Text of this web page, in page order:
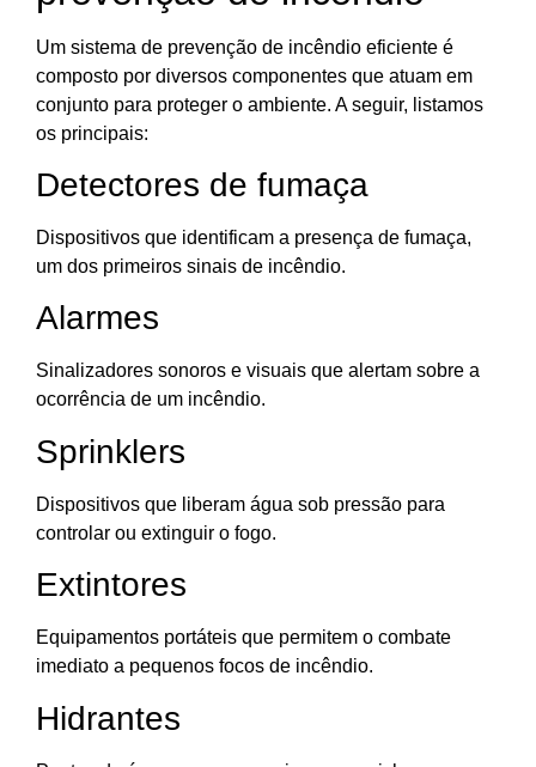
Um sistema de prevenção de incêndio eficiente é
composto por diversos componentes que atuam em
conjunto para proteger o ambiente. A seguir, listamos
os principais:
Detectores de fumaça
Dispositivos que identificam a presença de fumaça,
um dos primeiros sinais de incêndio.
Alarmes
Sinalizadores sonoros e visuais que alertam sobre a
ocorrência de um incêndio.
Sprinklers
Dispositivos que liberam água sob pressão para
controlar ou extinguir o fogo.
Extintores
Equipamentos portáteis que permitem o combate
imediato a pequenos focos de incêndio.
Hidrantes